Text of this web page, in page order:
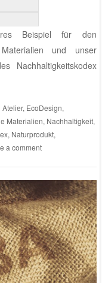
Beispiel für den
und unser
Nachhaltigkeitskodex
Atelier, EcoDesign,
Materialien, Nachhaltigkeit,
, Naturprodukt,
a comment